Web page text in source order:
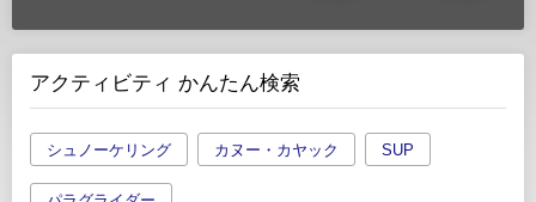
アクティビティ かんたん検索
シュノーケリング カヌー・カヤック SUP